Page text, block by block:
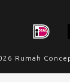
Rumah